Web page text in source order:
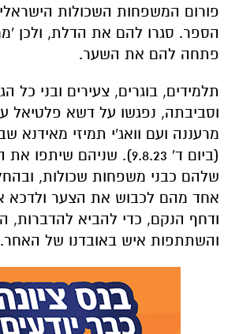
פורום המשפחות השכולות
הספר. סגרו להם את הדלת, ולכן
פתחה להם את השער.
תלמידים, בוגרים, צעירים ובני כל
וסביבתה, נפגשו על דשא פלטיאל
מרעננה ועם וואג'י תמיזי מאידנא
(ביום ד' 9.8.23). שניהם
שלהם כבני משפחות שכולות,
אחד מהם לכבוש את הצער ולדכא
ודחף הנקם, כדי להביא להדברות,
והשתתפות איש באובדנו של האחר.